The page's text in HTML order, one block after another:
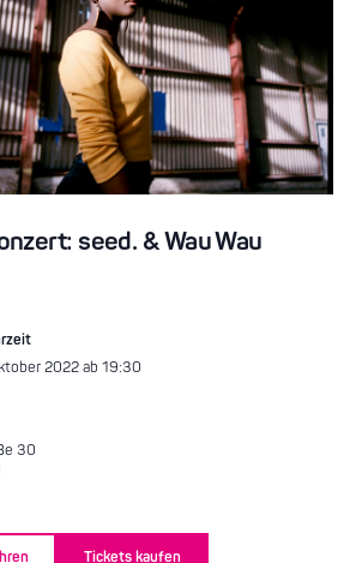
seed. & Wau Wau
2022 ab 19:30
30
Tickets kaufen